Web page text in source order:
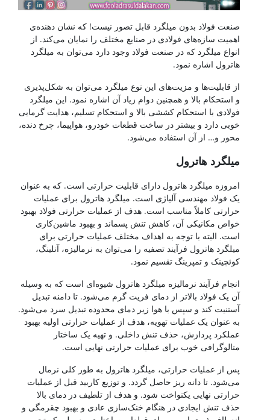
صنعت فولاد بدون میلگرد قابل تصور نیست! که نشان دهنده‌ی
اهمیت سازه‌های فولادی در صنایع مختلف را نمایان می‌کند. از
انواع میلگرد که در صنعت فولاد وجود دارد می‌توان به میلگرد
هاترول اشاره نمود.
از قابلیت‌ها و مزیت‌های این نوع میلگرد می‌توان به شکل‌پذیری
و استحکام بالا و همچنین دوام زیاد آن اشاره نمود. این میلگرد
فولادی با استحکام کششی بالا و استحکام تسلیم، هدایت گرمایی
خوبی دارد و بیشتر در ساخت قطعات خودرو، هواپیما، چرخ دنده،
محور و… از آن استفاده می‌شود.
میلگرد هاترول
امروزه میلگرد هاترول دارای قابلیت حرارتی است. که به عنوان
یک فولاد مهندسی آلیاژی است. میلگرد هاترول برای عملیات
حرارتی کاملاً مناسب است. هدف از عملیات حرارتی فولاد بهبود
خواص مکانیکی آن، کاهش تنش پسماند و بهبود ماشین‌کاری
است. البته با توجه به اهداف مختلف عملیات حرارتی برای
میلگرد هاترول فرآیند تصفیه را می‌توان به نرمالیزه، آنلینگ،
کوئچینک و تمپرینگ تقسیم نمود.
انجام فرآیند نرمالیزه میلگرد هاترول شیوه‌ای است که به وسیله
آن یک فولاد بالاتر از دمای فریت گرم می‌شود. تا دامنه تبدیل
آستنیت کند و سپس با هوا زیر دمای محدوده تبدیل سرد می‌شود.
به عنوان یک عملیات تهویه، هدف از عملیات حرارتی اولیه بهبود
عملکرد پردازش، حذف تنش داخلی. و تهیه یک ساختار
متالوگرافی خوب برای عملیات حرارتی نهایی است.
پس از عملیات حرارتی، میلگرد هاترول به طور کلی نرمال
می‌شود. تا دانه ریز حاصل گردد. و توزیع کاربید قبل از عملیات
حرارتی نهایی یکنواخت شود. و هدف از تلطیف در دمای بالا
حذف تنش ایجادی در هنگام خنک‌سازی عادی و بهبود چقرمگی و